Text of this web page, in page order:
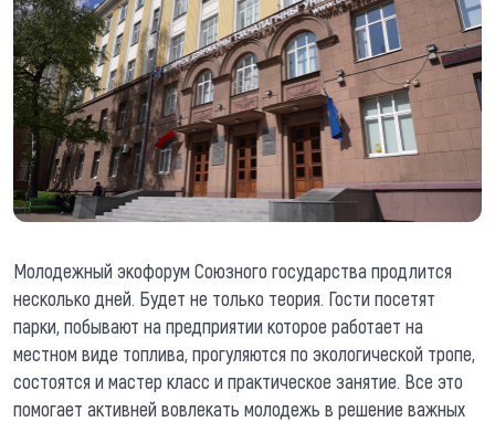
Молодежный экофорум Союзного государства продлится
несколько дней. Будет не только теория. Гости посетят
парки, побывают на предприятии которое работает на
местном виде топлива, прогуляются по экологической тропе,
состоятся и мастер класс и практическое занятие. Все это
помогает активней вовлекать молодежь в решение важных